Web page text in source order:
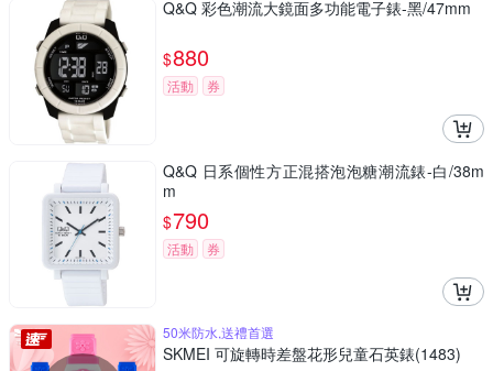
Q&Q 彩色潮流大鏡面多功能電子錶-黑/47mm
$880
活動 券
Q&Q 日系個性方正混搭泡泡糖潮流錶-白/38m
m
$790
活動 券
50米防水,送禮首選
SKMEI 可旋轉時差盤花形兒童石英錶(1483)